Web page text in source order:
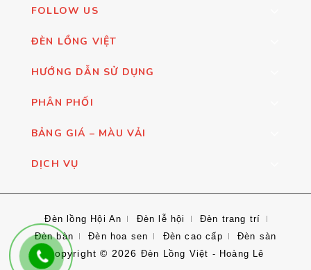
FOLLOW US
ĐÈN LỒNG VIỆT
HƯỚNG DẪN SỬ DỤNG
PHÂN PHỐI
BẢNG GIÁ – MÀU VẢI
DỊCH VỤ
Đèn lồng Hội An Đèn lễ hội
Đèn trang trí
Đèn bàn
Đèn hoa sen Đèn cao cấp Đèn sàn
Copyright © 2026 Đèn Lồng Việt - Hoàng Lê